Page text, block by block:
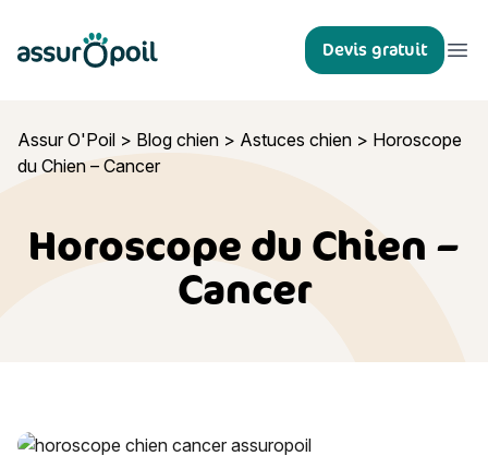
Assur O'Poil Devis gratuit
Assur O'Poil > Blog chien > Astuces chien > Horoscope
du Chien – Cancer
Horoscope du Chien –
Cancer
Horoscope du Chien – Cancer